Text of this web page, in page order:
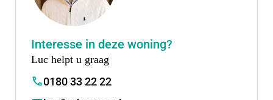
Meld je dan aan voor Woud via de projectwebsite.
Scheele Makelaars en Van der Panne Makelaardij
beantwoorden en samen verder te kijken naar de
Interesse in deze woning?
Luc helpt u graag
0180 33 22 22